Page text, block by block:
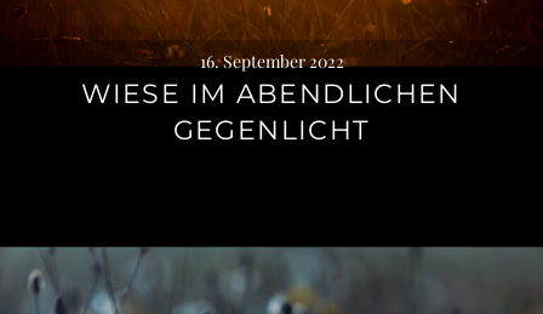
16. September 2022
WIESE IM ABENDLICHEN
GEGENLICHT